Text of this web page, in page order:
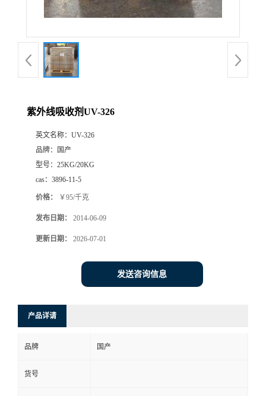
紫外线吸收剂UV-326
英文名称： UV-326
品牌：
国产
型号： 25KG/20KG
cas： 3896-11-5
价格： ￥95/千克
发布日期： 2014-06-09
更新日期： 2026-07-01
发送咨询信息
产品详请
品牌 国产
货号